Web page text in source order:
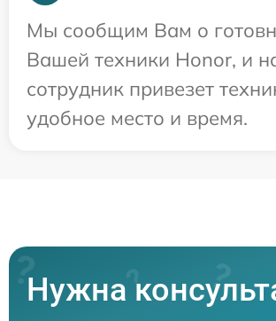
Мы сообщим Вам о
Вашей техники Honor, и
сотрудник привезет
удобное место и время.
Нужна